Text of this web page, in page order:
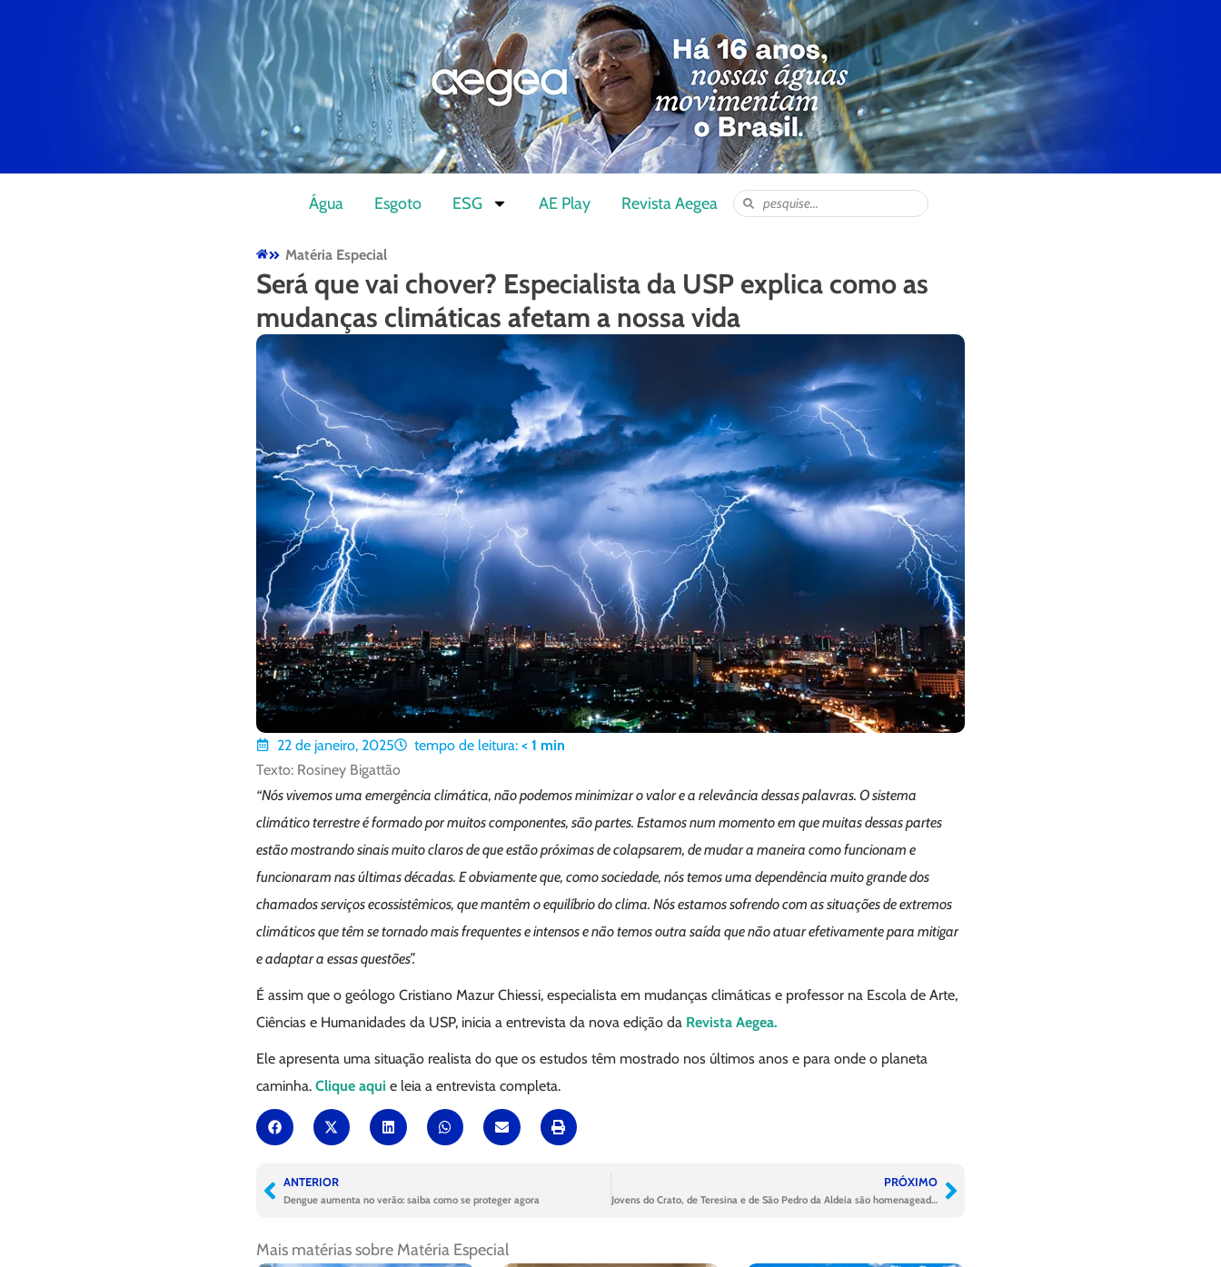
Água Esgoto ESG AE Play Revista Aegea
Matéria Especial
Será que vai chover? Especialista da USP explica como as
mudanças climáticas afetam a nossa vida
22 de janeiro, 2025 tempo de leitura: < 1 min
Texto: Rosiney Bigattão
“Nós vivemos uma emergência climática, não podemos minimizar o valor e a relevância dessas palavras. O sistema
climático terrestre é formado por muitos componentes, são partes. Estamos num momento em que muitas dessas partes
estão mostrando sinais muito claros de que estão próximas de colapsarem, de mudar a maneira como funcionam e
funcionaram nas últimas décadas. E obviamente que, como sociedade, nós temos uma dependência muito grande dos
chamados serviços ecossistêmicos, que mantêm o equilíbrio do clima. Nós estamos sofrendo com as situações de extremos
climáticos que têm se tornado mais frequentes e intensos e não temos outra saída que não atuar efetivamente para mitigar
e adaptar a essas questões”.
É assim que o geólogo Cristiano Mazur Chiessi, especialista em mudanças climáticas e professor na Escola de Arte,
Ciências e Humanidades da USP, inicia a entrevista da nova edição da Revista Aegea.
Ele apresenta uma situação realista do que os estudos têm mostrado nos últimos anos e para onde o planeta
caminha. Clique aqui e leia a entrevista completa.
ANTERIOR
Dengue aumenta no verão: saiba como se proteger agora
PRÓXIMO
Jovens do Crato, de Teresina e de São Pedro da Aldeia são homenageados em São Paulo por projetos de saneamento
Mais matérias sobre Matéria Especial